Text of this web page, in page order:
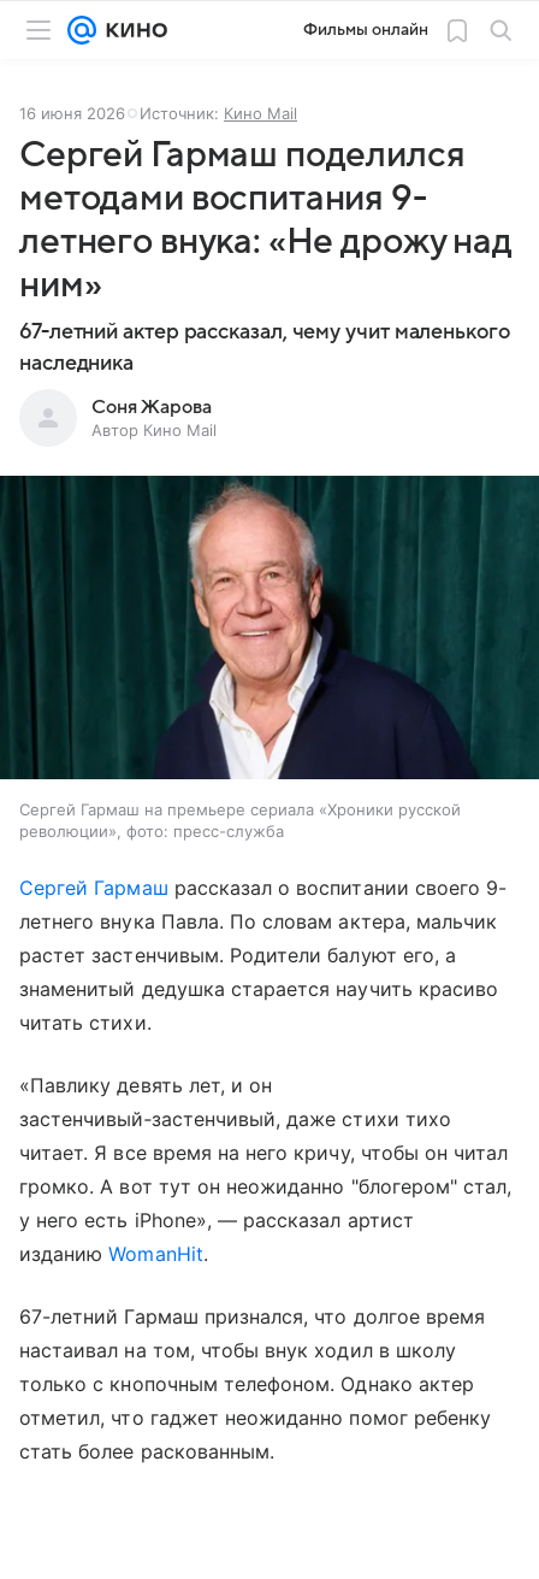
Фильмы онлайн
16 июня 2026 Источник: Кино Mail
Сергей Гармаш поделился
методами воспитания 9-
летнего внука: «Не дрожу над
ним»
67-летний актер рассказал, чему учит маленького
наследника
Соня Жарова
Автор Кино Mail
Сергей Гармаш на премьере сериала «Хроники русской
революции», фото: пресс-служба
Сергей Гармаш рассказал о воспитании своего 9-
летнего внука Павла. По словам актера, мальчик
растет застенчивым. Родители балуют его, а
знаменитый дедушка старается научить красиво
читать стихи.
«Павлику девять лет, и он
застенчивый‑застенчивый, даже стихи тихо
читает. Я все время на него кричу, чтобы он читал
громко. А вот тут он неожиданно "блогером" стал,
у него есть iPhone», — рассказал артист
изданиюWomanHit.
67-летний Гармаш признался, что долгое время
настаивал на том, чтобы внук ходил в школу
только с кнопочным телефоном. Однако актер
отметил, что гаджет неожиданно помог ребенку
стать более раскованным.